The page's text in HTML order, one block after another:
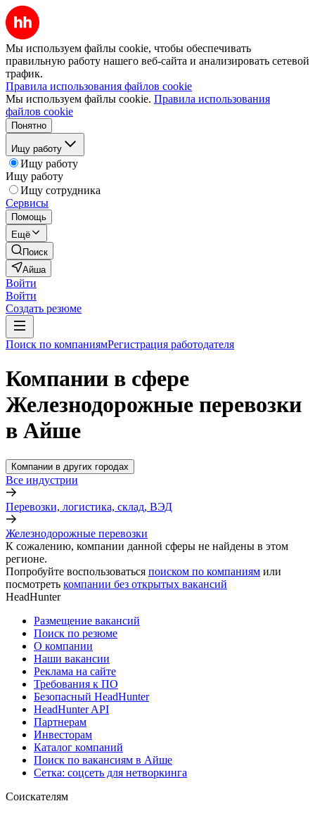
Мы используем файлы cookie, чтобы обеспечивать
правильную работу нашего веб-сайта и анализировать сетевой
трафик.
Правила использования файлов cookie
Мы используем файлы cookie. Правила использования
файлов cookie
Понятно
Ищу работу
Ищу работу
Ищу работу
Ищу сотрудника
Сервисы
Помощь
Ещё
Поиск
Айша
Войти
Войти
Создать резюме
Поиск по компаниямРегистрация работодателя
Компании в сфере
Железнодорожные перевозки
в Айше
Компании в других городах
Все индустрии
Перевозки, логистика, склад, ВЭД
Железнодорожные перевозки
К сожалению, компании данной сферы не найдены в этом
регионе.
Попробуйте воспользоваться поиском по компаниям или
посмотреть компании без открытых вакансий
HeadHunter
Размещение вакансий
Поиск по резюме
О компании
Наши вакансии
Реклама на сайте
Требования к ПО
Безопасный HeadHunter
HeadHunter API
Партнерам
Инвесторам
Каталог компаний
Поиск по вакансиям в Айше
Сетка: соцсеть для нетворкинга
Соискателям